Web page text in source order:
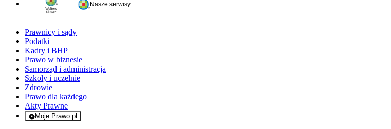
Nasze serwisy
Prawnicy i sądy
Podatki
Kadry i BHP
Prawo w biznesie
Samorząd i administracja
Szkoły i uczelnie
Zdrowie
Prawo dla każdego
Akty Prawne
Moje Prawo.pl
- rejestracja i logowanie do serwisu